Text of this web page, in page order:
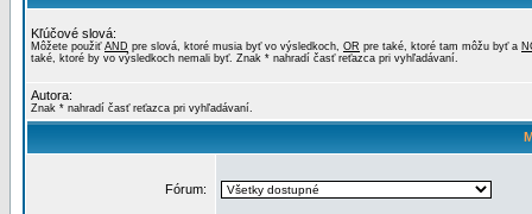
Kľúčové slová:
Môžete použiť AND pre slová, ktoré musia byť vo výsledkoch, OR pre také, ktoré tam môžu byť a
také, ktoré by vo výsledkoch nemali byť. Znak * nahradí časť reťazca pri vyhľadávaní.
Autora:
Znak * nahradí časť reťazca pri vyhľadávaní.
Fórum: